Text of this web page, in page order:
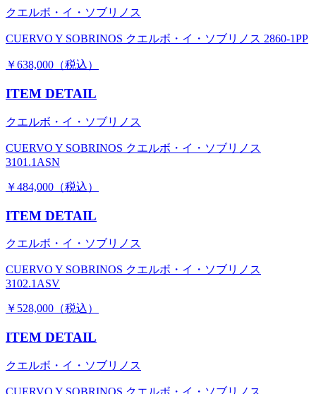
クエルボ・イ・ソブリノス
CUERVO Y SOBRINOS クエルボ・イ・ソブリノス 2860-1PP
￥638,000（税込）
ITEM DETAIL
クエルボ・イ・ソブリノス
CUERVO Y SOBRINOS クエルボ・イ・ソブリノス
3101.1ASN
￥484,000（税込）
ITEM DETAIL
クエルボ・イ・ソブリノス
CUERVO Y SOBRINOS クエルボ・イ・ソブリノス
3102.1ASV
￥528,000（税込）
ITEM DETAIL
クエルボ・イ・ソブリノス
CUERVO Y SOBRINOS クエルボ・イ・ソブリノス